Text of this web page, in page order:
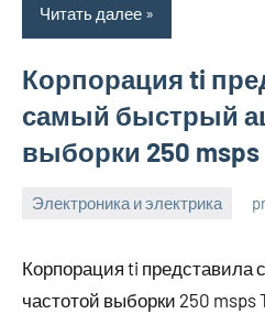
Читать далее
Корпорация ti
самый быстрый
выборки 250 msps
Электроника и электрика
2023
Корпорация ti представила
частотой выборки 250 msps